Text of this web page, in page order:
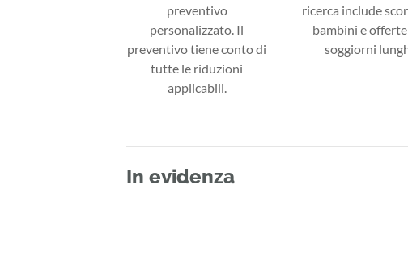
preventivo
personalizzato. Il
preventivo tiene conto di
tutte le riduzioni
applicabili.
ricerca include
bambini e
soggiorni
In evidenza